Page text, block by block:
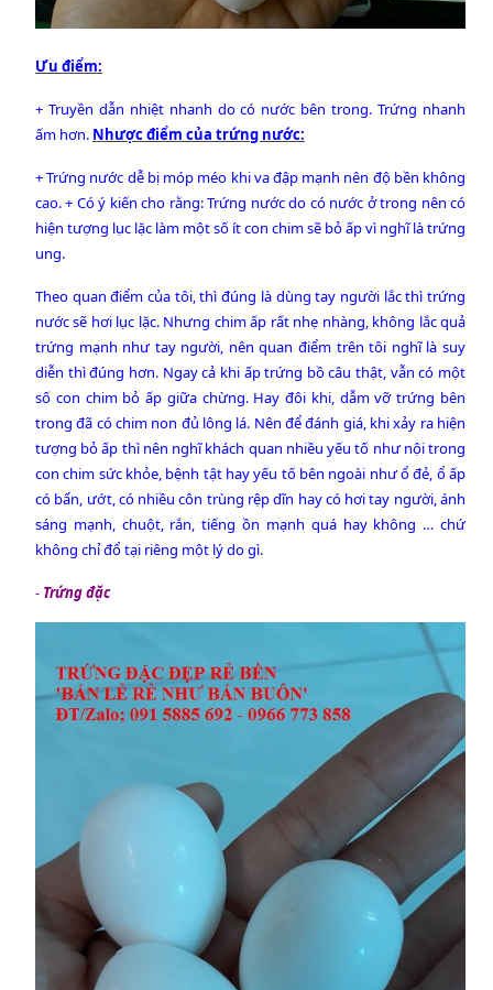
Ưu điểm:
+ Truyền dẫn nhiệt nhanh do có nước bên trong. Trứng nhanh
ấm hơn. Nhược điểm của trứng nước:
+ Trứng nước dễ bị móp méo khi va đập mạnh nên độ bền không
cao. + Có ý kiến cho rằng: Trứng nước do có nước ở trong nên có
hiện tượng lục lặc làm một số ít con chim sẽ bỏ ấp vì nghĩ là trứng
ung.
Theo quan điểm của tôi, thì đúng là dùng tay người lắc thì trứng
nước sẽ hơi lục lặc. Nhưng chim ấp rất nhẹ nhàng, không lắc quả
trứng mạnh như tay người, nên quan điểm trên tôi nghĩ là suy
diễn thì đúng hơn. Ngay cả khi ấp trứng bồ câu thật, vẫn có một
số con chim bỏ ấp giữa chừng. Hay đôi khi, dẫm vỡ trứng bên
trong đã có chim non đủ lông lá. Nên để đánh giá, khi xảy ra hiện
tượng bỏ ấp thì nên nghĩ khách quan nhiều yếu tố như nội trong
con chim sức khỏe, bệnh tật hay yếu tố bên ngoài như ổ đẻ, ổ ấp
có bẩn, ướt, có nhiều côn trùng rệp dĩn hay có hơi tay người, ánh
sáng mạnh, chuột, rắn, tiếng ồn mạnh quá hay không … chứ
không chỉ đổ tại riêng một lý do gì.
- Trứng đặc